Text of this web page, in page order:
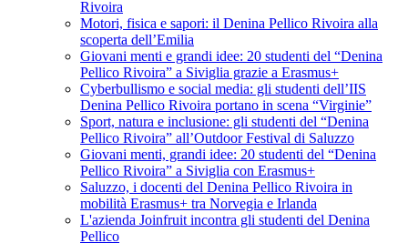
Rivoira
Motori, fisica e sapori: il Denina Pellico Rivoira alla
scoperta dell’Emilia
Giovani menti e grandi idee: 20 studenti del “Denina
Pellico Rivoira” a Siviglia grazie a Erasmus+
Cyberbullismo e social media: gli studenti dell’IIS
Denina Pellico Rivoira portano in scena “Virginie”
Sport, natura e inclusione: gli studenti del “Denina
Pellico Rivoira” all’Outdoor Festival di Saluzzo
Giovani menti, grandi idee: 20 studenti del “Denina
Pellico Rivoira” a Siviglia con Erasmus+
Saluzzo, i docenti del Denina Pellico Rivoira in
mobilità Erasmus+ tra Norvegia e Irlanda
L'azienda Joinfruit incontra gli studenti del Denina
Pellico